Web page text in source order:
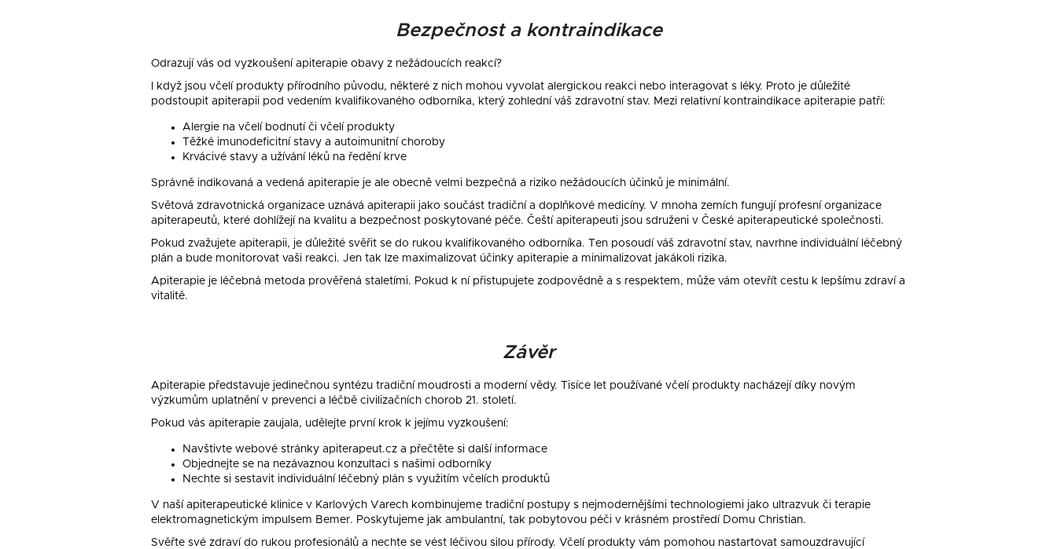
Bezpečnost a kontraindikace
Odrazují vás od vyzkoušení apiterapie obavy z nežádoucích reakcí?
I když jsou včelí produkty přírodního původu, některé z nich mohou vyvolat alergickou reakci nebo interagovat s léky. Proto je důležité
podstoupit apiterapii pod vedením kvalifikovaného odborníka, který zohlední váš zdravotní stav. Mezi relativní kontraindikace apiterapie patří:
Alergie na včelí bodnutí či včelí produkty
Těžké imunodeficitní stavy a autoimunitní choroby
Krvácivé stavy a užívání léků na ředění krve
Správně indikovaná a vedená apiterapie je ale obecně velmi bezpečná a riziko nežádoucích účinků je minimální.
Světová zdravotnická organizace uznává apiterapii jako součást tradiční a doplňkové medicíny. V mnoha zemích fungují profesní organizace
apiterapeutů, které dohlížejí na kvalitu a bezpečnost poskytované péče. Čeští apiterapeuti jsou sdruženi v České apiterapeutické společnosti.
Pokud zvažujete apiterapii, je důležité svěřit se do rukou kvalifikovaného odborníka. Ten posoudí váš zdravotní stav, navrhne individuální léčebný
plán a bude monitorovat vaši reakci. Jen tak lze maximalizovat účinky apiterapie a minimalizovat jakákoli rizika.
Apiterapie je léčebná metoda prověřená staletími. Pokud k ní přistupujete zodpovědně a s respektem, může vám otevřít cestu k lepšímu zdraví a
vitalitě.
Závěr
Apiterapie představuje jedinečnou syntézu tradiční moudrosti a moderní vědy. Tisíce let používané včelí produkty nacházejí díky novým
výzkumům uplatnění v prevenci a léčbě civilizačních chorob 21. století.
Pokud vás apiterapie zaujala, udělejte první krok k jejímu vyzkoušení:
Navštivte webové stránky apiterapeut.cz a přečtěte si další informace
Objednejte se na nezávaznou konzultaci s našimi odborníky
Nechte si sestavit individuální léčebný plán s využitím včelích produktů
V naší apiterapeutické klinice v Karlových Varech kombinujeme tradiční postupy s nejmodernějšími technologiemi jako ultrazvuk či terapie
elektromagnetickým impulsem Bemer. Poskytujeme jak ambulantní, tak pobytovou péči v krásném prostředí Domu Christian.
Svěřte své zdraví do rukou profesionálů a nechte se vést léčivou silou přírody. Včelí produkty vám pomohou nastartovat samouzdravující